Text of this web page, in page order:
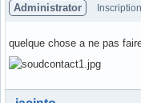
Administrator
quelque chose a ne pas